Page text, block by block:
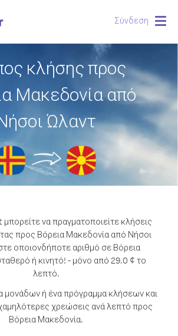
Σύνδεση
κλήσης προς
Μακεδονία από
Ώλαντ
να πραγματοποιείτε κλήσεις
προς Βόρεια Μακεδονία από Νήσοι
οποιονδήποτε αριθμό σε Βόρεια
ή κινητό! - μόνο από 29.0 ¢ το
λεπτό.
μονάδων ή ένα πρόγραμμα κλήσεων και
χρεώσεις ανά λεπτό προς
Βόρεια Μακεδονία.